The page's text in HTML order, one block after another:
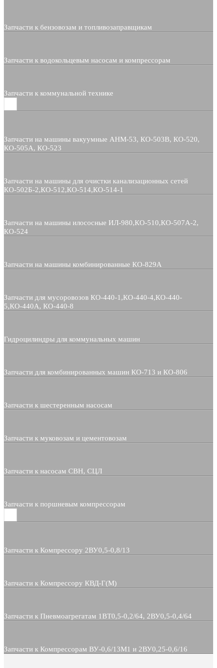
Запчасти к бензовозам и топливозаправщикам
Запчасти к водокольцевым насосам и компрессорам
Запчасти к коммунальной технике
Запчасти на машины вакуумные АНМ-53, КО-503В, КО-520,
КО-505А, КО-523
Запчасти на машины для очистки канализационных сетей
КО-502Б-2,КО-512,КО-514,КО-514-1
Запчасти на машины илососные ИЛ-980,КО-510,КО-507А-2,
КО-524
Запчасти на машины комбинированные КО-829А
Запчасти для мусоровозов КО-440-1,КО-440-4,КО-440-
5,КО-440А, КО-440-8
Гидроцилиндры для коммунальных машин
Запчасти для комбинированных машин КО-713 и КО-806
Запчасти к шестеренным насосам
Запчасти к муковозам и цементовозам
Запчасти к насосам СВН, СЦЛ
Запчасти к поршневым компрессорам
Запчасти к Компрессору 2ВУ0,5-0,8/13
Запчасти к Компрессору КВД-Г(М)
Запчасти к Пневмоагрегатам 1ВТ0,5-0,2/64, 2ВУ0,5-0,4/64
Запчасти к Компрессорам ВУ-0,6/13М1 и 2ВУ0,25-0,6/16